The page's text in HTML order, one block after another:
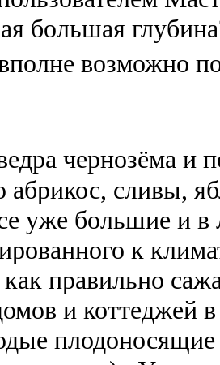
большая
возможно
чернозёма и
абрикос, сливы,
уже большие и в
к
правильно
и коттеджей